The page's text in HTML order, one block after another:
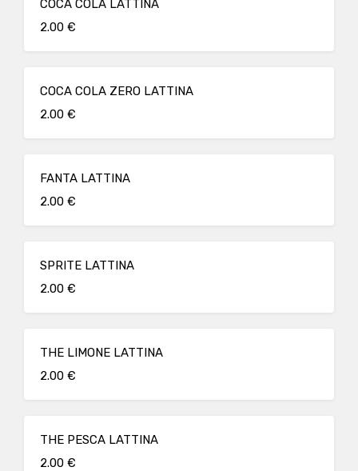
COCA COLA LATTINA
2.00 €
COCA COLA ZERO LATTINA
2.00 €
FANTA LATTINA
2.00 €
SPRITE LATTINA
2.00 €
THE LIMONE LATTINA
2.00 €
THE PESCA LATTINA
2.00 €